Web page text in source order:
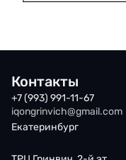
Контакты
+7 (993) 991-11-67
iqongrinvich@gmail.com
Екатеринбург